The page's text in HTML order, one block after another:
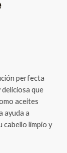
perfecta
que
aceites
ayuda a
cabello limpio y